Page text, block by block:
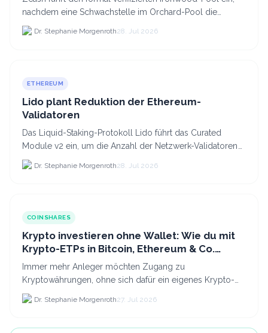
nachdem eine Schwachstelle im Orchard-Pool die
Erstellung gefälschter ZEC-Token ermöglichte.
Dr. Stephanie Morgenroth28. Jul 2026
ETHEREUM
Lido plant Reduktion der Ethereum-
Validatoren
Das Liquid-Staking-Protokoll Lido führt das Curated
Module v2 ein, um die Anzahl der Netzwerk-Validatoren
von 880.000 auf etwa 628.
Dr. Stephanie Morgenroth28. Jul 2026
COINSHARES
Krypto investieren ohne Wallet: Wie du mit
Krypto-ETPs in Bitcoin, Ethereum & Co.
anlegst
Immer mehr Anleger möchten Zugang zu
Kryptowährungen, ohne sich dafür ein eigenes Krypto-
Wallet einrichten zu müssen. Dazu kommt, dass viele
nicht nur Bitcoin h...
Dr. Stephanie Morgenroth27. Jul 2026